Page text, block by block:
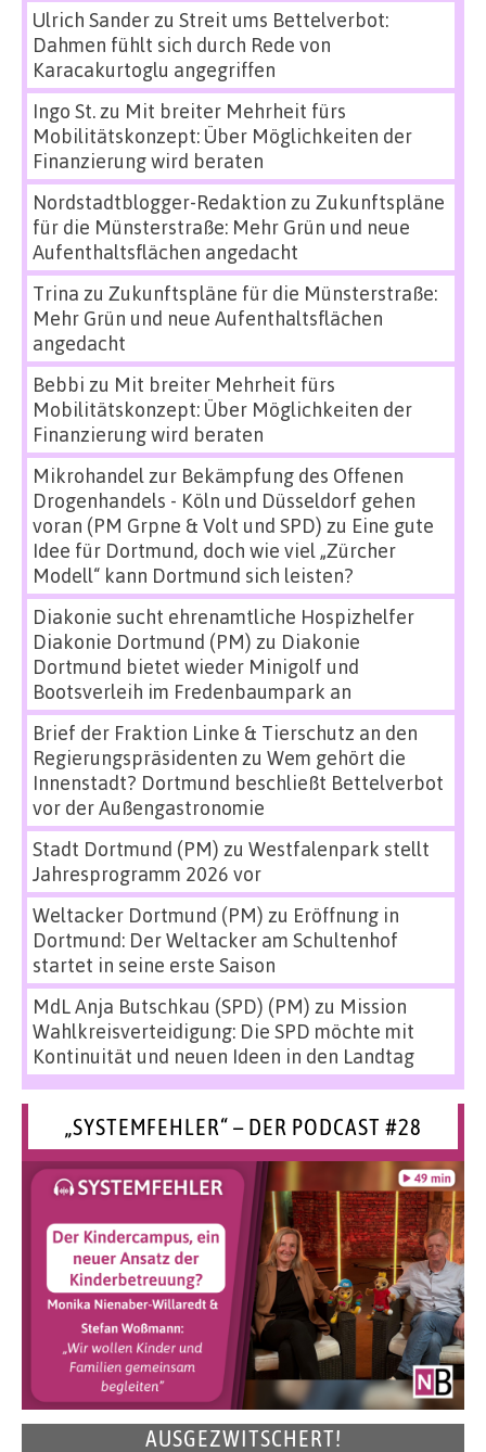
Ulrich Sanderzu Streit ums Bettelverbot:
Dahmen fühlt sich durch Rede von
Karacakurtoglu angegriffen
Ingo St.zu Mit breiter Mehrheit fürs
Mobilitätskonzept: Über Möglichkeiten der
Finanzierung wird beraten
Nordstadtblogger-Redaktion zu Zukunftspläne
für die Münsterstraße: Mehr Grün und neue
Aufenthaltsflächen angedacht
Trina zu Zukunftspläne für die Münsterstraße:
Mehr Grün und neue Aufenthaltsflächen
angedacht
Bebbi zu Mit breiter Mehrheit fürs
Mobilitätskonzept: Über Möglichkeiten der
Finanzierung wird beraten
Mikrohandel zur Bekämpfung des Offenen
Drogenhandels - Köln und Düsseldorf gehen
voran (PM Grpne & Volt und SPD) zu Eine gute
Idee für Dortmund, doch wie viel „Zürcher
Modell“ kann Dortmund sich leisten?
Diakonie sucht ehrenamtliche Hospizhelfer
Diakonie Dortmund (PM) zu Diakonie
Dortmund bietet wieder Minigolf und
Bootsverleih im Fredenbaumpark an
Brief der Fraktion Linke & Tierschutz an den
Regierungspräsidenten zu Wem gehört die
Innenstadt? Dortmund beschließt Bettelverbot
vor der Außengastronomie
Stadt Dortmund (PM) zu Westfalenpark stellt
Jahresprogramm 2026 vor
Weltacker Dortmund (PM) zu Eröffnung in
Dortmund: Der Weltacker am Schultenhof
startet in seine erste Saison
MdL Anja Butschkau (SPD) (PM) zu Mission
Wahlkreisverteidigung: Die SPD möchte mit
Kontinuität und neuen Ideen in den Landtag
„SYSTEMFEHLER“ – DER PODCAST #28
AUSGEZWITSCHERT!